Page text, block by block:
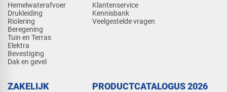
Hemelwaterafvoer
Drukleiding
Riolering
Beregening
Tuin en Terras
Elektra
Bevestiging
Dak en gevel
Klantenservice
Kennisbank
Veelgestelde vragen
ZAKELIJK PRODUCTCATALOGUS 2026